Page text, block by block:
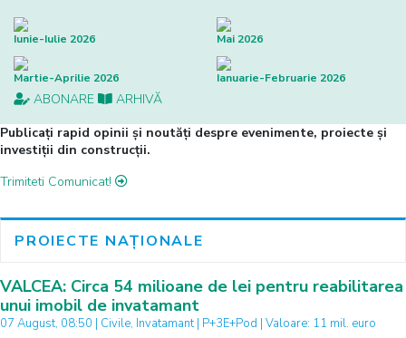
Iunie-Iulie 2026 Mai 2026
Martie-Aprilie 2026 Ianuarie-Februarie 2026
ABONARE
ARHIVĂ
Publicați rapid opinii și noutăți despre evenimente, proiecte și
investiții din construcții.
Trimiteti Comunicat!
PROIECTE NAȚIONALE
VALCEA: Circa 54 milioane de lei pentru reabilitarea
unui imobil de invatamant
07 August, 08:50 | Civile, Invatamant | P+3E+Pod | Valoare: 11 mil. euro